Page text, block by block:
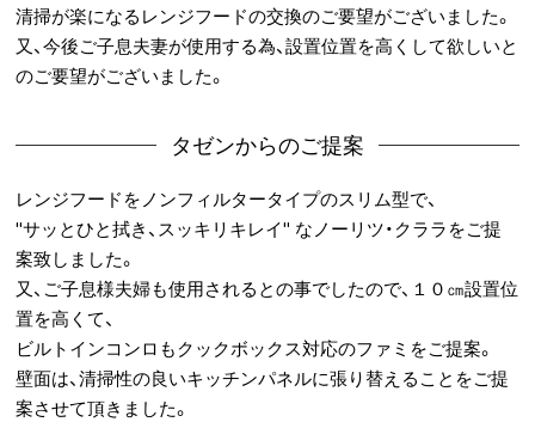
清掃が楽になるレンジフードの交換のご要望がございました。
又、今後ご子息夫妻が使用する為、設置位置を高くして欲しいと
のご要望がございました。
タゼンからのご提案
レンジフードをノンフィルタータイプのスリム型で、
"サッとひと拭き、スッキリキレイ″ なノーリツ・クララをご提
案致しました。
又、ご子息様夫婦も使用されるとの事でしたので、１０㎝設置位
置を高くて、
ビルトインコンロもクックボックス対応のファミをご提案。
壁面は、清掃性の良いキッチンパネルに張り替えることをご提
案させて頂きました。